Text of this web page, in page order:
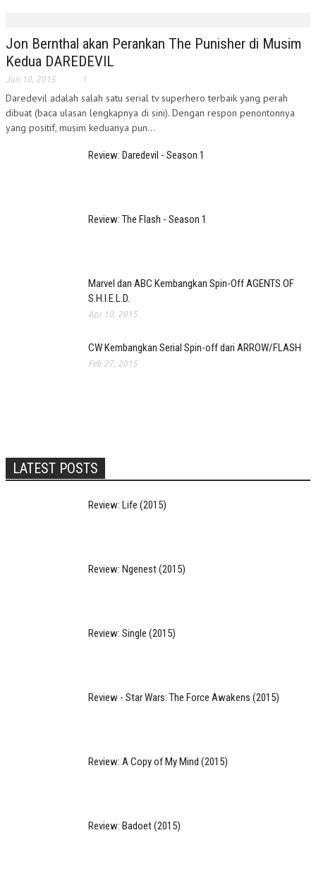
Jon Bernthal akan Perankan The Punisher di Musim
Kedua DAREDEVIL
Jun 10, 2015 1
Daredevil adalah salah satu serial tv superhero terbaik yang perah
dibuat (baca ulasan lengkapnya di sini). Dengan respon penontonnya
yang positif, musim keduanya pun...
Review: Daredevil - Season 1
Review: The Flash - Season 1
Marvel dan ABC Kembangkan Spin-Off AGENTS OF
S.H.I.E.L.D.
Apr 10, 2015
CW Kembangkan Serial Spin-off dari ARROW/FLASH
Feb 27, 2015
LATEST POSTS
Review: Life (2015)
Review: Ngenest (2015)
Review: Single (2015)
Review - Star Wars: The Force Awakens (2015)
Review: A Copy of My Mind (2015)
Review: Badoet (2015)